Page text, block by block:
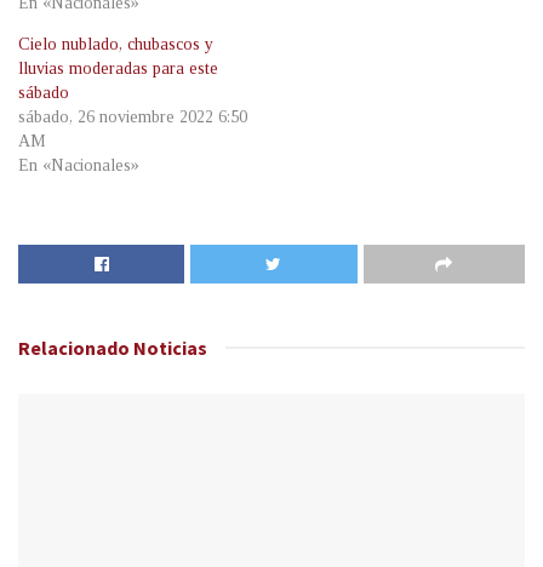
Cielo nublado, chubascos y
lluvias moderadas para este
sábado
sábado, 26 noviembre 2022 6:50
AM
En «Nacionales»
Relacionado Noticias